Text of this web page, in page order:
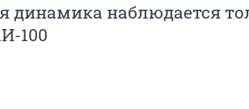
динамика наблюдается
100